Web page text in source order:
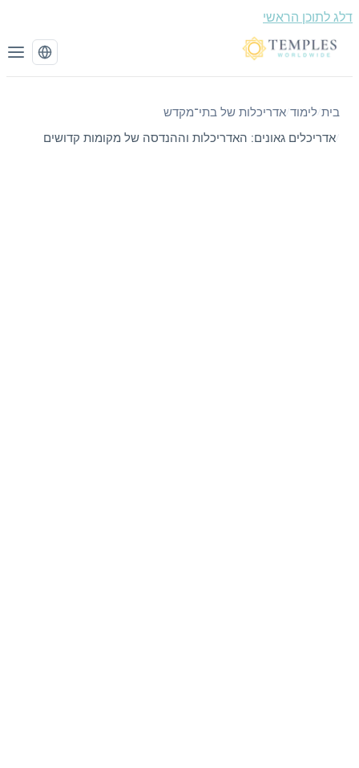
הראשי
לימוד/אדריכלות של בתי־מקדש
גאונים: האדריכלות וההנדסה של מקומות קדושים